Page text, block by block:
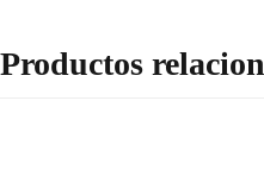
Productos